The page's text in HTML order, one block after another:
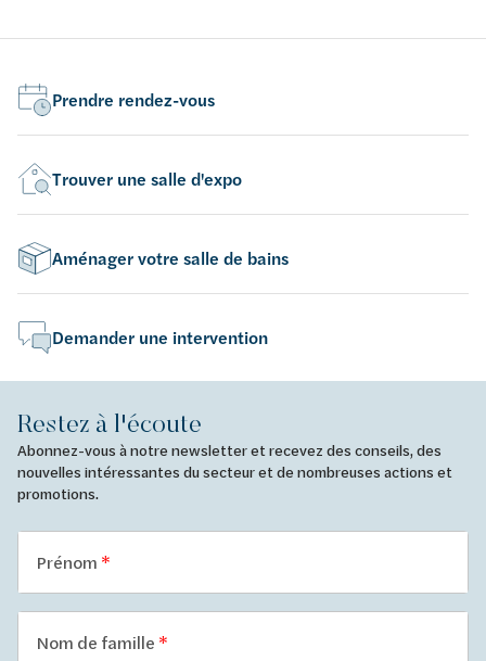
liftcharn.90° - ferm.magnétique - profile
-
Prendre rendez-vous
Trouver une salle d'expo
Aménager votre salle de bains
Demander une intervention
Restez à l'écoute
Abonnez-vous à notre newsletter et recevez des conseils, des
nouvelles intéressantes du secteur et de nombreuses actions et
promotions.
Prénom
Nom de famille